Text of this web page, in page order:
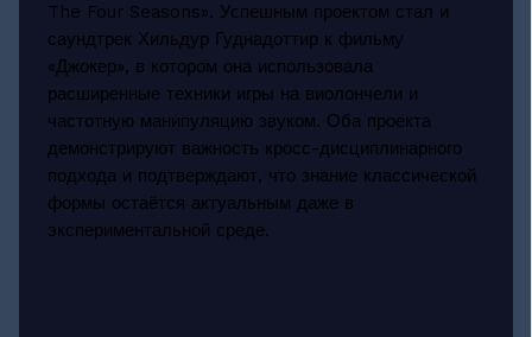
The Four Seasons». Успешным проектом стал и
саундтрек Хильдур Гуднадоттир к фильму
«Джокер», в котором она использовала
расширенные техники игры на виолончели и
частотную манипуляцию звуком. Оба проекта
демонстрируют важность кросс-дисциплинарного
подхода и подтверждают, что знание классической
формы остаётся актуальным даже в
экспериментальной среде.